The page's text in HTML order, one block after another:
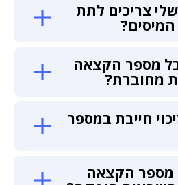
צריכים לתת
מספר הקצאה
מחוברת?
חייבת במספר
מספר הקצאה